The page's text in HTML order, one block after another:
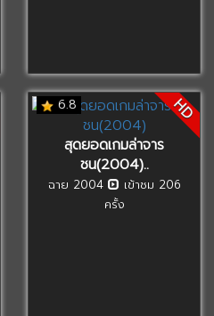
6.8 HD
สุดยอดเกมล่าจาร
ชน(2004)..
ฉาย 2004
เข้าชม 206
ครั้ง